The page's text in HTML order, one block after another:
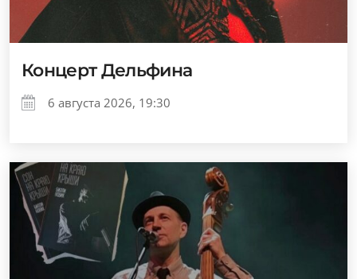
Концерт Дельфина
6 августа 2026, 19:30